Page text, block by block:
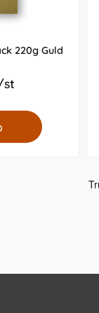
220g Guld
st